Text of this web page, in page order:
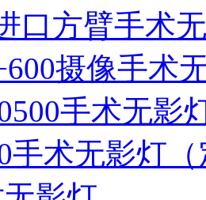
口方臂手术
摄像手术
手术无影
手术无影灯